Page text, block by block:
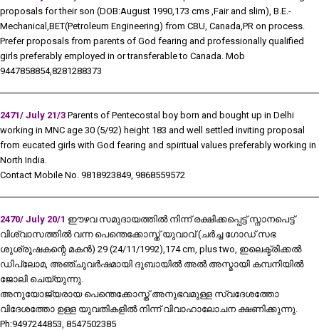
proposals for their son (DOB:August 1990,173 cms ,Fair and slim), B.E.-
Mechanical,BET(Petroleum Engineering) from CBU, Canada,PR on process.
Prefer proposals from parents of God fearing and professionally qualified
girls preferably employed in or transferable to Canada. Mob
9447858854,8281288373
2471/ July 21/3 Parents of Pentecostal boy born and bought up in Delhi
working in MNC age 30 (5/92) height 183 and well settled inviting proposal
from eucated girls with God fearing and spiritual values preferably working in
North India.
Contact Mobile No. 9818923849, 9868559572
2470/ July 20/1 ഈഴവ സമുദായത്തിൽ നിന്ന് രക്ഷിക്കപ്പെട്ട് സ്നാനപെട്ട്
വിശ്വാസത്തിൽ വന്ന പെന്തെക്കോസ്ത് യുവാവ് (ചർച്ച ഗോഡ് സഭ
ശുശ്രൂഷകന്റെ മകൻ) 29 (24/11/1992),174 cm, plus two, ഇലെക്ട്രിക്കൽ
ഡിപ്ലോമ, അഞ്ചുവർഷമായി ദുബായിൽ അൽ അസ്മായി കമ്പനിയിൽ
ജോലി ചെയ്യുന്നു.
അനുയോജ്യരായ പെന്തെക്കോസ്ത് അനുഭവമുള്ള സ്വദേശത്തോ
വിദേശത്തോ ഉള്ള യുവതികളിൽ നിന്ന് വിവാഹാലോചന ക്ഷണിക്കുന്നു.
Ph:9497244853, 8547502385